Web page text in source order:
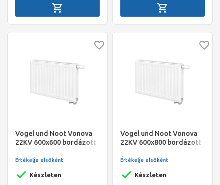
Vogel und Noot Vonova
22KV 600x600 bordázott
Készleten
Értékelje elsőként
Vogel und Noot Vonova
22KV 600x800 bordázott
Készleten
Értékelje elsőként